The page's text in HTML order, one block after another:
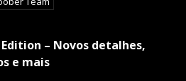
– Novos detalhes,
e mais